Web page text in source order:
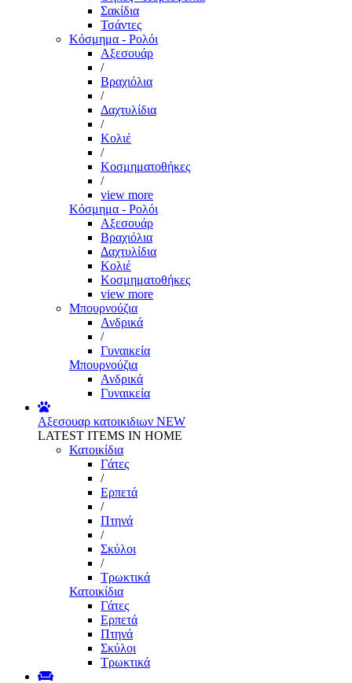
Σακίδια
Τσάντες
Κόσμημα - Ρολόι
Αξεσουάρ
/
Βραχιόλια
/
Δαχτυλίδια
/
Κολιέ
/
Κοσμηματοθήκες
/
view more
Κόσμημα - Ρολόι
Αξεσουάρ
Βραχιόλια
Δαχτυλίδια
Κολιέ
Κοσμηματοθήκες
view more
Μπουρνούζια
Ανδρικά
/
Γυναικεία
Μπουρνούζια
Ανδρικά
Γυναικεία
Αξεσουαρ κατοικιδιων NEW
LATEST ITEMS IN HOME
Κατοικίδια
Γάτες
/
Ερπετά
/
Πτηνά
/
Σκύλοι
/
Τρωκτικά
Κατοικίδια
Γάτες
Ερπετά
Πτηνά
Σκύλοι
Τρωκτικά